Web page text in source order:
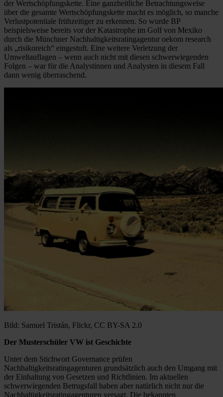
der Wertschöpfungskette. Eine ganzheitliche Betrachtungsweise
über die gesamte Wertschöpfungskette macht es möglich, so manche
Verlustpotentiale frühzeitiger zu erkennen. So wurde BP
beispielsweise bereits vor der Katastrophe im Golf von Mexiko
durch die Münchner Nachhaltigkeitsratingagentur oekom research
als „risikoreich“ eingestuft. Eine weitere Verletzung der
Umweltauflagen – wenn auch nicht mit diesen schwerwiegenden
Folgen – war für die Analystinnen und Analysten in diesem Fall
dann wenig überraschend.
Bild: Samuel Tristán, Flickr, CC BY-SA 2.0
Der Musterschüler VW ist Geschichte
Unter dem Stichwort Governance prüfen
Nachhaltigkeitsratingagenturen grundsätzlich auch den Umgang mit
der Einhaltung von Gesetzen und Richtlinien. Im aktuellen
schwerwiegenden Betrugsfall haben aber natürlich nicht nur die
Nachhaltigkeitsratingagenturen versagt. Die bekannten